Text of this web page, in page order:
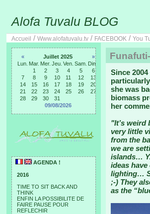
Alofa Tuvalu BLOG
Accueil / Www.alofatuvalu.tv / FACEBOOK / You
« Juillet 2025
»
Lun. Mar. Mer. Jeu. Ven. Sam. Dim.
1
2 3 4 5
6
7
8 9 10 11 12
13
14
15 16 17 18 19
20
21
22 23 24 25 26
27
28
29 30
31
09/08/2026
AGENDA !
2016
TIME TO SIT BACK AND
THINK
ENFIN LA POSSIBILITE DE
FAIRE PAUSE POUR
REFLECHIR
Since
she was
biomass
her
"It’s weird
very little
from the
we are
islands…
ideas
lighting…
;-) They
as the